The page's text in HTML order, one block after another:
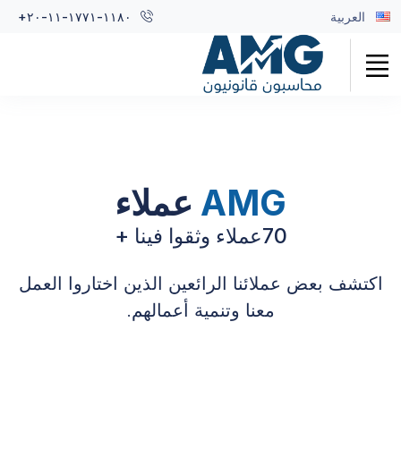
العربية +٢٠-١١-١٧٧١-١١٨٠
AMG عملاء
70عملاء وثقوا فينا +
اكتشف بعض عملائنا الرائعين الذين اختاروا العمل
معنا وتنمية أعمالهم.